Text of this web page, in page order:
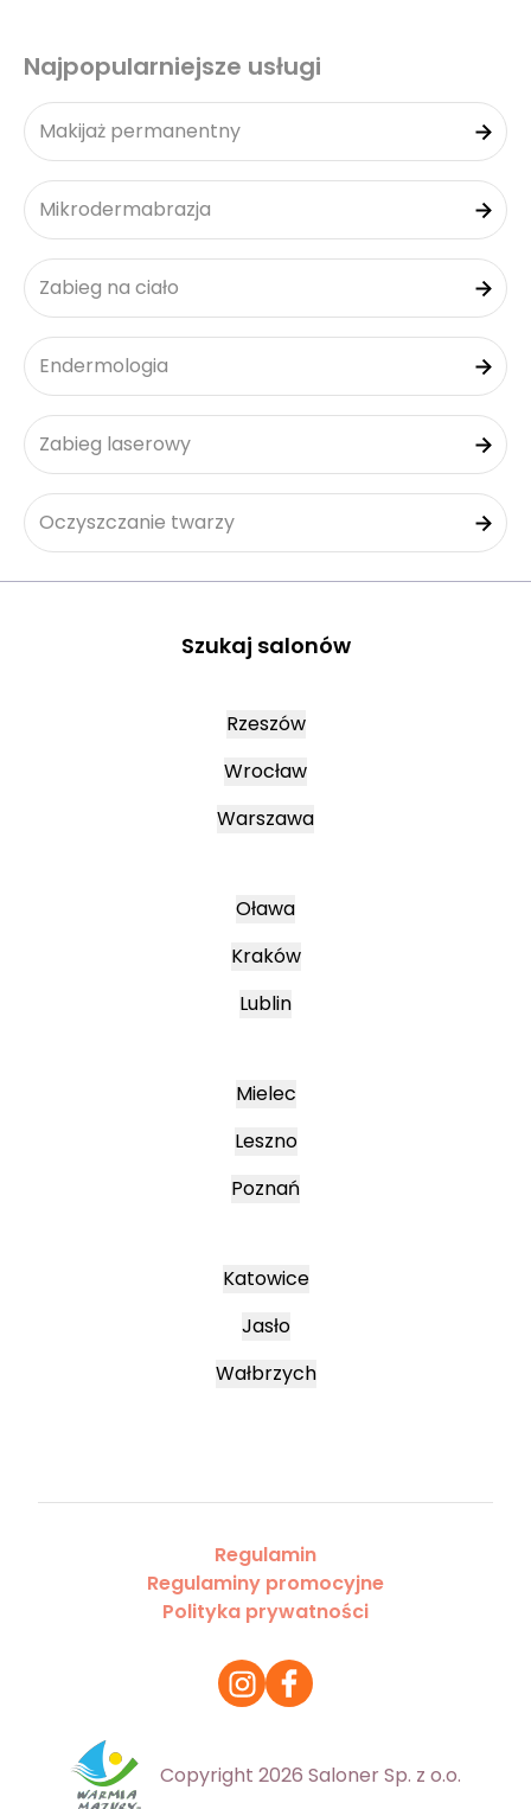
Najpopularniejsze usługi
Makijaż permanentny
Mikrodermabrazja
Zabieg na ciało
Endermologia
Zabieg laserowy
Oczyszczanie twarzy
Szukaj salonów
Rzeszów
Wrocław
Warszawa
Oława
Kraków
Lublin
Mielec
Leszno
Poznań
Katowice
Jasło
Wałbrzych
Regulamin
Regulaminy promocyjne
Polityka prywatności
Copyright 2026 Saloner Sp. z o.o.